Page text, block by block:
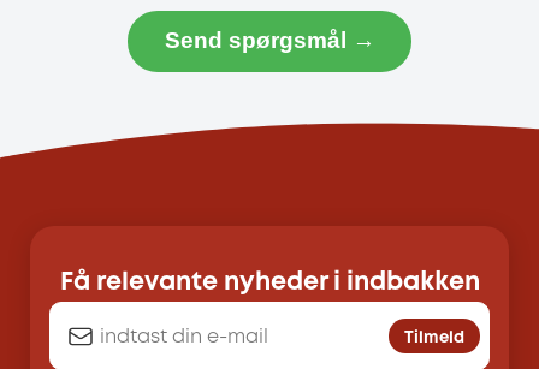
Send spørgsmål →
Få relevante nyheder i indbakken
Tilmeld